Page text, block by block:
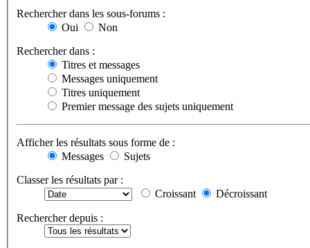
Rechercher dans les sous-forums :
Oui
Non
Rechercher dans :
Titres et messages
Messages uniquement
Titres uniquement
Premier message des sujets uniquement
Afficher les résultats sous forme de :
Messages
Sujets
Classer les résultats par :
Croissant
Décroissant
Rechercher depuis :